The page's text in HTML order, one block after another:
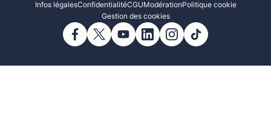
Infos légalesConfidentialitéCGUModérationPolitique cookie
Gestion des cookies